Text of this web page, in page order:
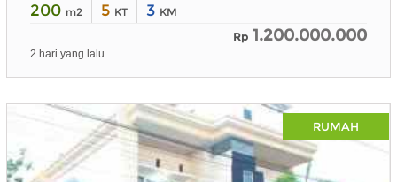
200 m2 5 KT 3 KM
Rp 1.200.000.000
2 hari yang lalu
RUMAH